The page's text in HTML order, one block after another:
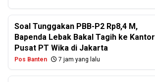
Soal Tunggakan PBB-P2 Rp8,4 M,
Bapenda Lebak Bakal Tagih ke Kantor
Pusat PT Wika di Jakarta
Pos Banten 7 jam yang lalu